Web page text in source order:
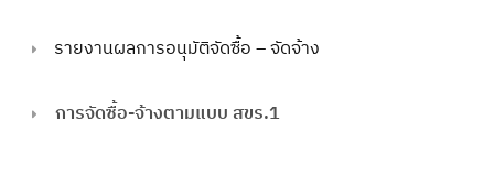
รายงานผลการอนุมัติจัดซื้อ – จัดจ้าง
การจัดซื้อ-จ้างตามแบบ สขร.1